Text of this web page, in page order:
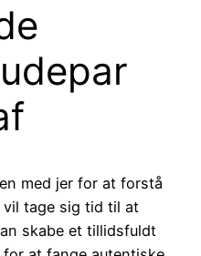
med jer for at forstå
vil tage sig tid til at
skabe et tillidsfuldt